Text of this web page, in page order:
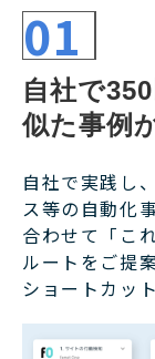
01
自社で
似た事例
自社で実践し
ス等の自動化
合わせて「こ
ルートをご提
ショートカッ